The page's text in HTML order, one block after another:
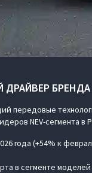
ДРАЙВЕР БРЕНДА
передовые
NEV-сегмента в
года (+54% к
в сегменте